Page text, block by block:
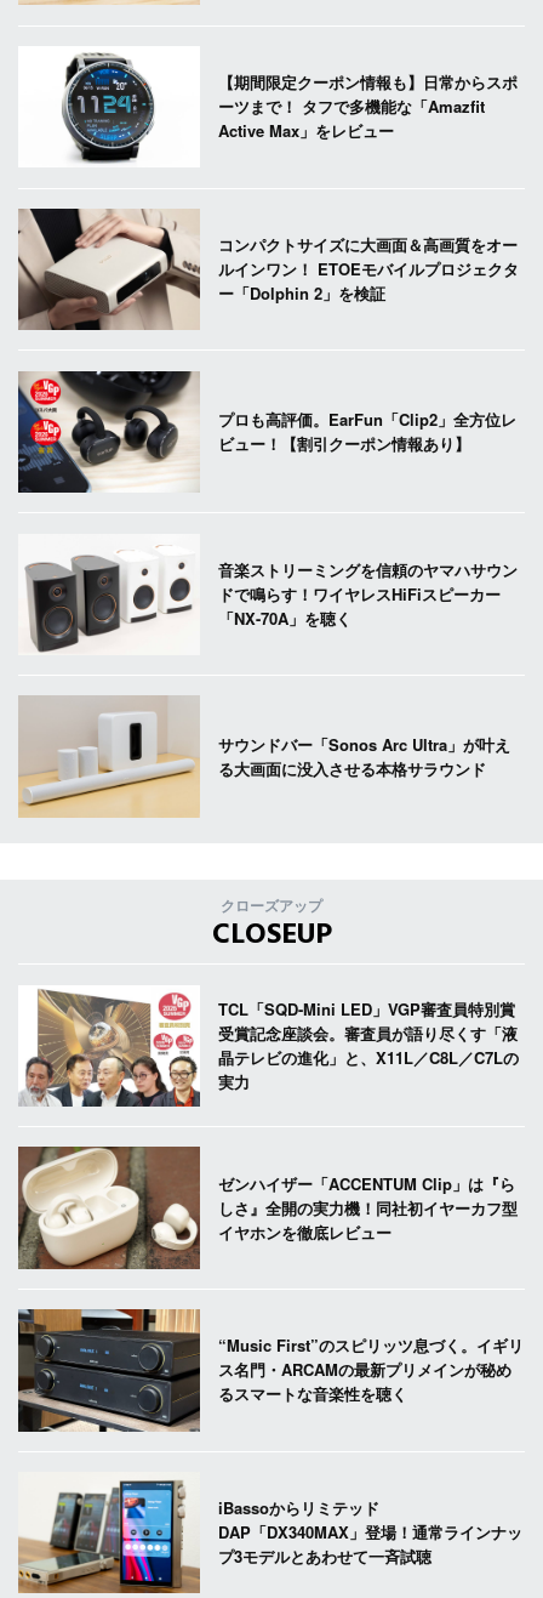
【期間限定クーポン情報も】日常からスポ
ーツまで！ タフで多機能な「Amazfit
Active Max」をレビュー
コンパクトサイズに大画面＆高画質をオー
ルインワン！ ETOEモバイルプロジェクタ
ー「Dolphin 2」を検証
プロも高評価。EarFun「Clip2」全方位レ
ビュー！【割引クーポン情報あり】
音楽ストリーミングを信頼のヤマハサウン
ドで鳴らす！ワイヤレスHiFiスピーカー
「NX-70A」を聴く
サウンドバー「Sonos Arc Ultra」が叶え
る大画面に没入させる本格サラウンド
クローズアップ
CLOSEUP
TCL「SQD-Mini LED」VGP審査員特別賞
受賞記念座談会。審査員が語り尽くす「液
晶テレビの進化」と、X11L／C8L／C7Lの
実力
ゼンハイザー「ACCENTUM Clip」は『ら
しさ』全開の実力機！同社初イヤーカフ型
イヤホンを徹底レビュー
“Music First”のスピリッツ息づく。イギリ
ス名門・ARCAMの最新プリメインが秘め
るスマートな音楽性を聴く
iBassoからリミテッド
DAP「DX340MAX」登場！通常ラインナッ
プ3モデルとあわせて一斉試聴